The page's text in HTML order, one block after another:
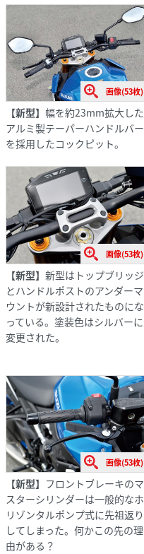
画像(53枚)
【新型】 幅を約23mm拡大した
アルミ製テーパーハンドルバー
を採用したコックピット。
画像(53枚)
【新型】 新型はトップブリッジ
とハンドルポストのアンダーマ
ウントが新設計されたものにな
っている。塗装色はシルバーに
変更された。
画像(53枚)
【新型】 フロントブレーキのマ
スターシリンダーは一般的なホ
リゾンタルポンプ式に先祖返り
してしまった。何かこの先の理
由がある？